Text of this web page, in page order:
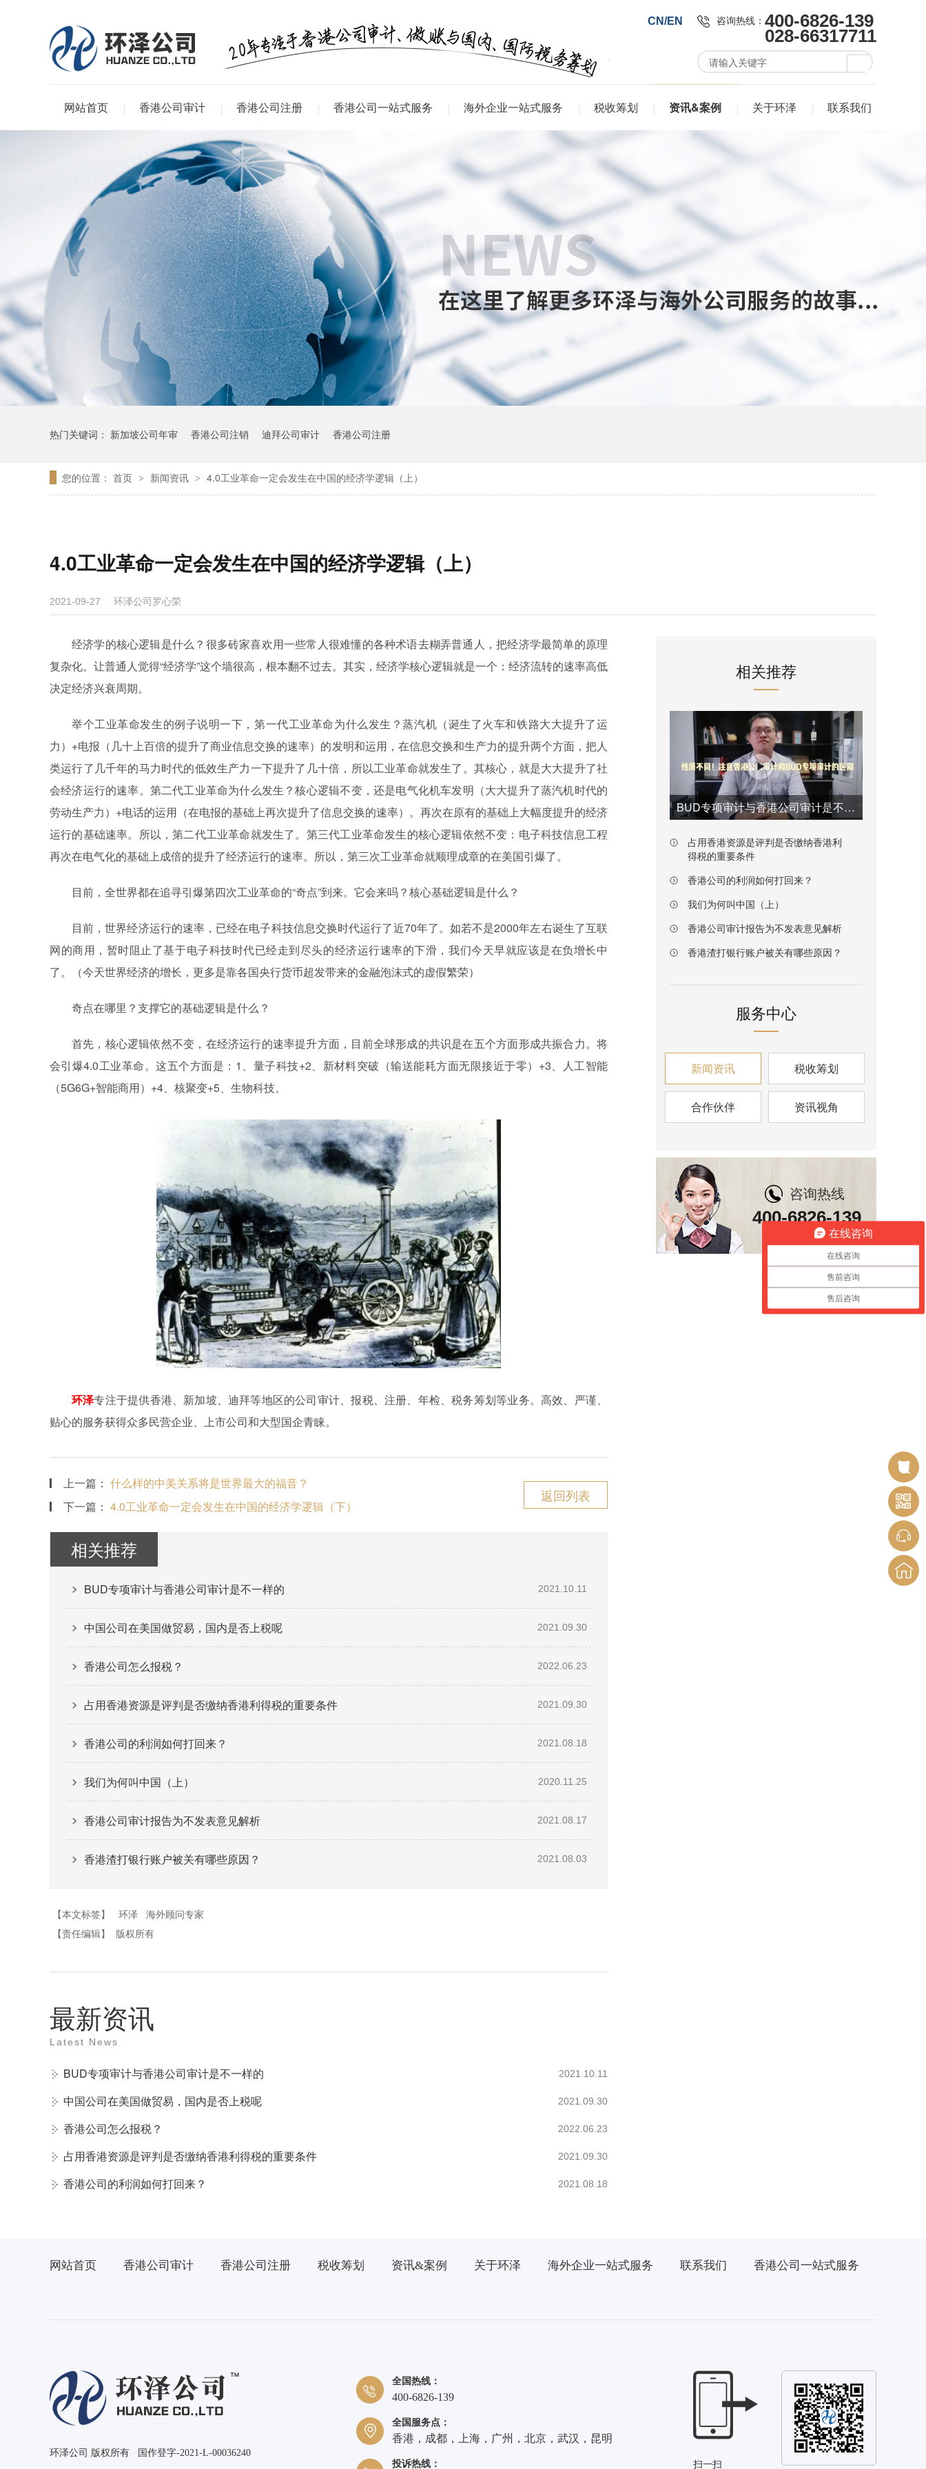
CN/EN 咨询热线： 400-6826-139
028-66317711
网站首页 香港公司审计 香港公司注册 香港公司一站式服务 海外企业一站式服务 税收筹划 资讯&案例 关于环泽 联系我们
热门关键词： 新加坡公司年审 香港公司注销 迪拜公司审计 香港公司注册
您的位置： 首页 > 新闻资讯 > 4.0工业革命一定会发生在中国的经济学逻辑（上）
4.0工业革命一定会发生在中国的经济学逻辑（上）
2021-09-27 环泽公司罗心荣
经济学的核心逻辑是什么？很多砖家喜欢用一些常人很难懂的各种术语去糊弄普通人，把经济学最简单的原理
复杂化。让普通人觉得“经济学”这个墙很高，根本翻不过去。其实，经济学核心逻辑就是一个：经济流转的速率高低
决定经济兴衰周期。
举个工业革命发生的例子说明一下，第一代工业革命为什么发生？蒸汽机（诞生了火车和铁路大大提升了运
力）+电报（几十上百倍的提升了商业信息交换的速率）的发明和运用，在信息交换和生产力的提升两个方面，把人
类运行了几千年的马力时代的低效生产力一下提升了几十倍，所以工业革命就发生了。其核心，就是大大提升了社
会经济运行的速率。第二代工业革命为什么发生？核心逻辑不变，还是电气化机车发明（大大提升了蒸汽机时代的
劳动生产力）+电话的运用（在电报的基础上再次提升了信息交换的速率）。再次在原有的基础上大幅度提升的经济
运行的基础速率。所以，第二代工业革命就发生了。第三代工业革命发生的核心逻辑依然不变：电子科技信息工程
再次在电气化的基础上成倍的提升了经济运行的速率。所以，第三次工业革命就顺理成章的在美国引爆了。
目前，全世界都在追寻引爆第四次工业革命的“奇点”到来。它会来吗？核心基础逻辑是什么？
目前，世界经济运行的速率，已经在电子科技信息交换时代运行了近70年了。如若不是2000年左右诞生了互联
网的商用，暂时阻止了基于电子科技时代已经走到尽头的经济运行速率的下滑，我们今天早就应该是在负增长中
了。（今天世界经济的增长，更多是靠各国央行货币超发带来的金融泡沫式的虚假繁荣）
奇点在哪里？支撑它的基础逻辑是什么？
首先，核心逻辑依然不变，在经济运行的速率提升方面，目前全球形成的共识是在五个方面形成共振合力。将
会引爆4.0工业革命。这五个方面是：1、量子科技+2、新材料突破（输送能耗方面无限接近于零）+3、人工智能
（5G6G+智能商用）+4、核聚变+5、生物科技。
环泽专注于提供香港、新加坡、迪拜等地区的公司审计、报税、注册、年检、税务筹划等业务。高效、严谨、
贴心的服务获得众多民营企业、上市公司和大型国企青睐。
上一篇： 什么样的中美关系将是世界最大的福音？
下一篇： 4.0工业革命一定会发生在中国的经济学逻辑（下）
返回列表
相关推荐
BUD专项审计与香港公司审计是不一样的 2021.10.11
中国公司在美国做贸易，国内是否上税呢 2021.09.30
香港公司怎么报税？ 2022.06.23
占用香港资源是评判是否缴纳香港利得税的重要条件 2021.09.30
香港公司的利润如何打回来？ 2021.08.18
我们为何叫中国（上） 2020.11.25
香港公司审计报告为不发表意见解析 2021.08.17
香港渣打银行账户被关有哪些原因？ 2021.08.03
【本文标签】 环泽
海外顾问专家
【责任编辑】
版权所有
最新资讯
Latest News
BUD专项审计与香港公司审计是不一样的 2021.10.11
中国公司在美国做贸易，国内是否上税呢 2021.09.30
香港公司怎么报税？ 2022.06.23
占用香港资源是评判是否缴纳香港利得税的重要条件 2021.09.30
香港公司的利润如何打回来？ 2021.08.18
相关推荐
BUD专项审计与香港公司审计是不一样的
占用香港资源是评判是否缴纳香港利
得税的重要条件
香港公司的利润如何打回来？
我们为何叫中国（上）
香港公司审计报告为不发表意见解析
香港渣打银行账户被关有哪些原因？
服务中心
新闻资讯 税收筹划
合作伙伴 资讯视角
咨询热线
400-6826-139
网站首页 香港公司审计 香港公司注册 税收筹划 资讯&案例 关于环泽 海外企业一站式服务 联系我们 香港公司一站式服务
环泽公司 版权所有 国作登字-2021-L-00036240
全国热线：
400-6826-139
全国服务点：
香港，成都，上海，广州，北京，武汉，昆明
投诉热线： 扫一扫
在线咨询
在线咨询
售前咨询
售后咨询